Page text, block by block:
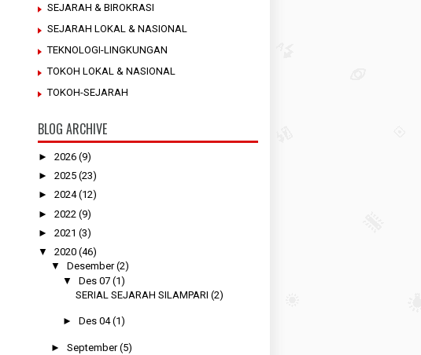
SEJARAH & BIROKRASI
SEJARAH LOKAL & NASIONAL
TEKNOLOGI-LINGKUNGAN
TOKOH LOKAL & NASIONAL
TOKOH-SEJARAH
BLOG ARCHIVE
► 2026 (9)
► 2025 (23)
► 2024 (12)
► 2022 (9)
► 2021 (3)
▼
2020 (46)
▼
Desember (2)
▼
Des 07 (1)
SERIAL SEJARAH SILAMPARI (2)
►Des 04 (1)
► September (5)